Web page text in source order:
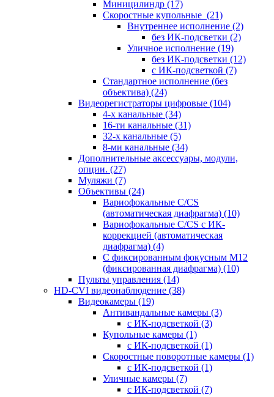
Миницилиндр (17)
Скоростные купольные (21)
Внутреннее исполнение (2)
без ИК-подсветки (2)
Уличное исполнение (19)
без ИК-подсветки (12)
с ИК-подсветкой (7)
Стандартное исполнение (без
объектива) (24)
Видеорегистраторы цифровые (104)
4-х канальные (34)
16-ти канальные (31)
32-х канальные (5)
8-ми канальные (34)
Дополнительные аксессуары, модули,
опции. (27)
Муляжи (7)
Объективы (24)
Вариофокальные C/CS
(автоматическая диафрагма) (10)
Вариофокальные C/CS с ИК-
коррекцией (автоматическая
диафрагма) (4)
С фиксированным фокусным М12
(фиксированная диафрагма) (10)
Пульты управления (14)
HD-CVI видеонаблюдение (38)
Видеокамеры (19)
Антивандальные камеры (3)
с ИК-подсветкой (3)
Купольные камеры (1)
с ИК-подсветкой (1)
Скоростные поворотные камеры (1)
с ИК-подсветкой (1)
Уличные камеры (7)
с ИК-подсветкой (7)